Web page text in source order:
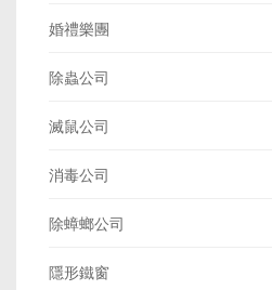
婚禮樂團
除蟲公司
滅鼠公司
消毒公司
除蟑螂公司
隱形鐵窗